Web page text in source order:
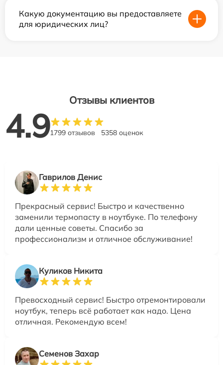
Какую документацию вы предоставляете
для юридических лиц?
Отзывы клиентов
4.91799 отзывов 5358 оценок
Гаврилов Денис
Прекрасный сервис! Быстро и качественно
заменили термопасту в ноутбуке. По телефону
дали ценные советы. Спасибо за
профессионализм и отличное обслуживание!
Куликов Никита
Превосходный сервис! Быстро отремонтировали
ноутбук, теперь всё работает как надо. Цена
отличная. Рекомендую всем!
Семенов Захар